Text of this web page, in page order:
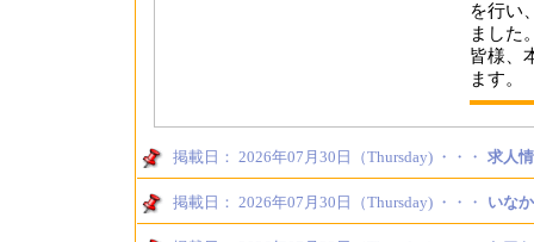
を行い
ました
皆様、
ます。
掲載日： 2026年07月30日（Thursday) ・・・ 求人
掲載日： 2026年07月30日（Thursday) ・・・ いな